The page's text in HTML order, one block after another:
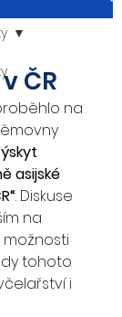
ČR
na
asijské
. Diskuse
na
možnosti
tohoto
i